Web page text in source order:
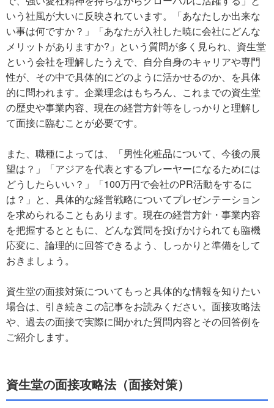
いう社風が大いに反映されています。「あなたしか出来な
い事は何ですか？」「あなたが入社した暁に会社にどんな
メリットがありますか?」という質問が多く見られ、資生堂
という会社を理解したうえで、自分自身のキャリアや専門
性が、その中で具体的にどのように活かせるのか、を具体
的に問われます。企業理念はもちろん、これまでの資生堂
の歴史や事業内容、現在の経営方針等をしっかりと理解し
て面接に臨むことが必要です。
また、職種によっては、「男性化粧品について、今後の展
望は？」「アジアを代表とするプレーヤーになるためには
どうしたらいい？」「100万円で会社のPR活動をするに
は？」と、具体的な経営戦略についてプレゼンテーション
を求められることもあります。現在の経営方針・事業内容
を把握するとともに、どんな質問を投げかけられても臨機
応変に、論理的に回答できるよう、しっかりと準備をして
おきましょう。
資生堂の面接対策についてもっと具体的な情報を知りたい
場合は、引き続きこの記事をお読みください。面接攻略法
や、過去の面接で実際に聞かれた質問内容とその回答例を
ご紹介します。
資生堂の面接攻略法（面接対策）